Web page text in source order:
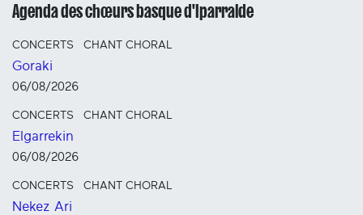
Agenda des chœurs basque d'Iparralde
CONCERTS CHANT CHORAL
Goraki
06/08/2026
CONCERTS CHANT CHORAL
Elgarrekin
06/08/2026
CONCERTS CHANT CHORAL
Nekez Ari